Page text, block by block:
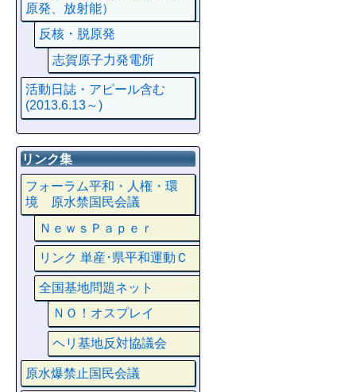
原発、放射能）
反核・脱原発
志賀原子力発電所
活動日誌・アピール含む
(2013.6.13～)
リンク集
フォーラム平和・人権・環
境 原水禁国民会議
ＮｅｗｓＰａｐｅｒ
リンク 単産･県平和運動Ｃ
全国基地問題ネット
ＮＯ！オスプレイ
ヘリ基地反対協議会
原水爆禁止国民会議